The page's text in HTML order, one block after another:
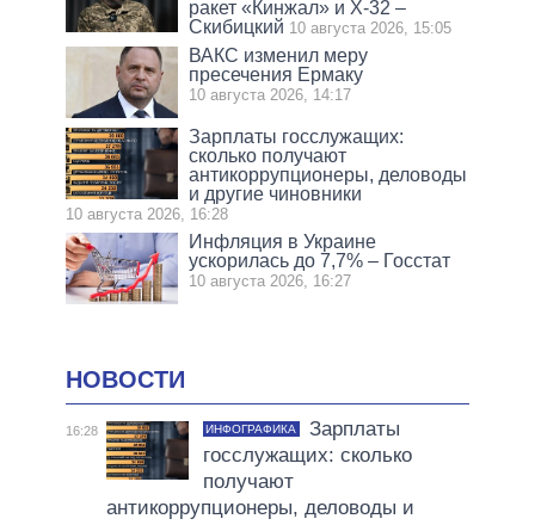
ракет «Кинжал» и Х-32 –
Скибицкий 10 августа 2026, 15:05
ВАКС изменил меру
пресечения Ермаку
10 августа 2026, 14:17
Зарплаты госслужащих:
сколько получают
антикоррупционеры, деловоды
и другие чиновники
10 августа 2026, 16:28
Инфляция в Украине
ускорилась до 7,7% – Госстат
10 августа 2026, 16:27
НОВОСТИ
16:28 ИНФОГРАФИКА
Зарплаты
госслужащих: сколько
получают
антикоррупционеры, деловоды и